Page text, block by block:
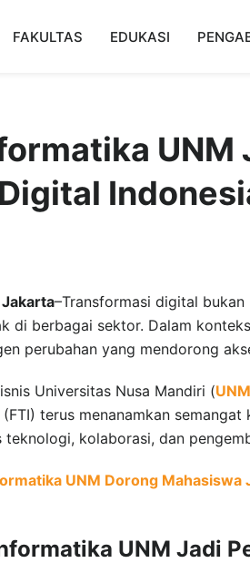
FAKULTAS EDUKASI
UNM
–Transformasi digital
di berbagai sektor. Dalam
perubahan yang mendorong
Universitas Nusa Mandiri (UNM
terus menanamkan
teknologi, kolaborasi, dan
UNM Dorong
UNM Jadi